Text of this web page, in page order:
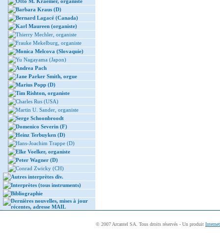
Barbara Kraus (D)
Bernard Lagacé (Canada)
Karl Maureen (organiste)
Thierry Mechler, organiste
Frauke Mekelburg, organiste
Monica Melcova (Slovaquie)
Yu Nagayama (Japon)
Andrea Pach
Jane Parker Smith, orgue
Marius Popp (D)
Tim Rishton, organiste
Charles Rus (USA)
Martin U. Sander, organiste
Serge Schoonbroodt
Domenico Severin (F)
Heinz Terbuyken (D)
Hans-Joachim Trappe (D)
Elke Voelker, organiste
Peter Wagner (D)
Conrad Zwicky (CH)
Autres interprètes div.
Interprètes (tous instruments)
Bibliographie
Dernières nouvelles, mises à jour
récentes, adresse MAIL
© 2007 Arcantel SA. Tous droits réservés - Un produit